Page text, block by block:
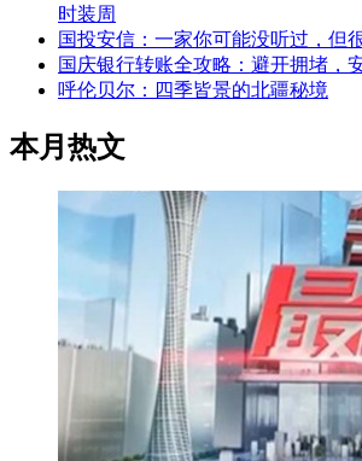
时装周
国投安信：一家你可能没听过，但
国庆银行转账全攻略：避开拥堵，
呼伦贝尔：四季皆景的北疆秘境
本月热文